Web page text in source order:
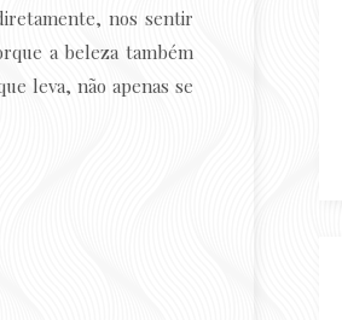
nos sentir
a beleza também
leva, não apenas se